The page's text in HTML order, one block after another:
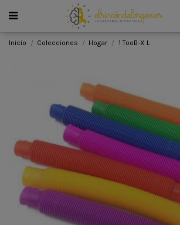
Inicio Colecciones Hogar 1 TooB-X L